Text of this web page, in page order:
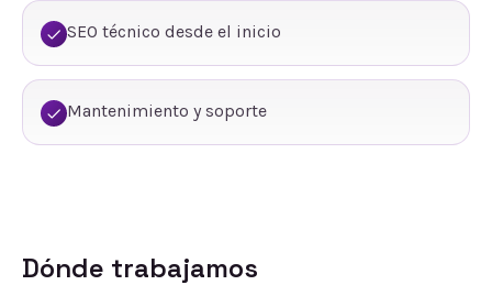
SEO técnico desde el inicio
Mantenimiento y soporte
Dónde trabajamos